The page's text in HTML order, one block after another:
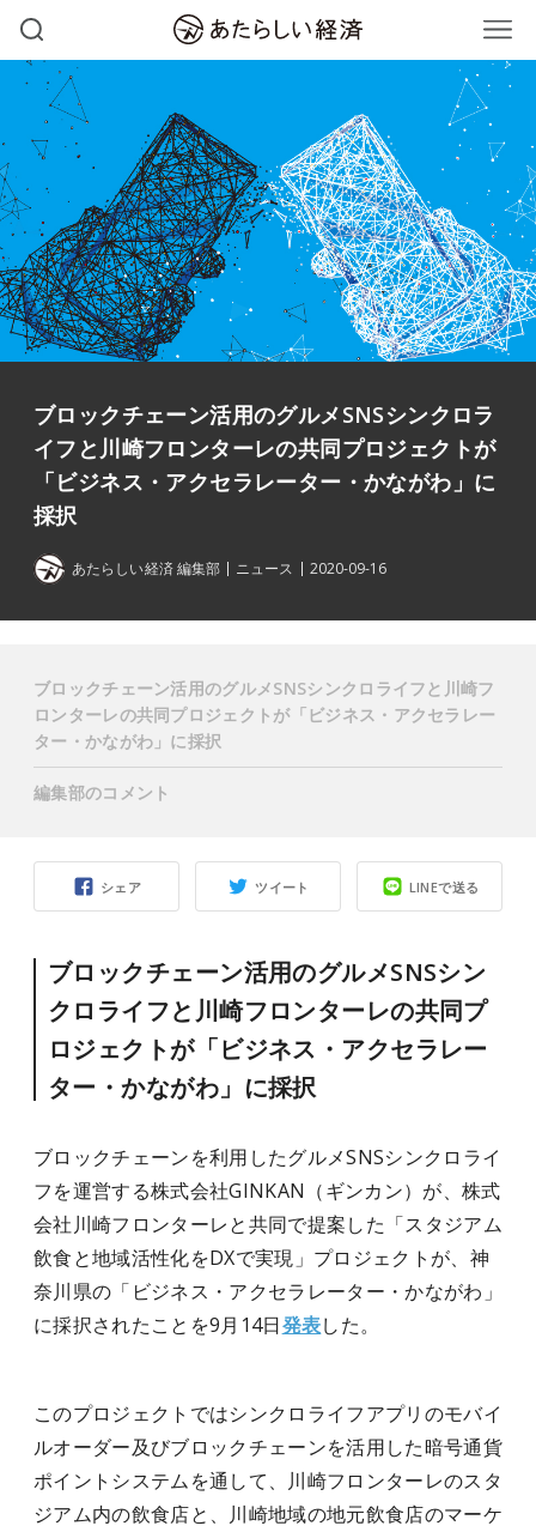
ブロックチェーン活用のグルメSNSシンクロラ
イフと川崎フロンターレの共同プロジェクトが
「ビジネス・アクセラレーター・かながわ」に
採択
あたらしい経済 編集部 ニュース 2020-09-16
シェア ツイート LINEで送る
ブロックチェーン活用のグルメSNSシン
クロライフと川崎フロンターレの共同プ
ロジェクトが「ビジネス・アクセラレー
ター・かながわ」に採択
ブロックチェーンを利用したグルメSNSシンクロライ
フを運営する株式会社GINKAN（ギンカン）が、株式
会社川崎フロンターレと共同で提案した「スタジアム
飲食と地域活性化をDXで実現」プロジェクトが、神
奈川県の「ビジネス・アクセラレーター・かながわ」
に採択されたことを9月14日発表した。
このプロジェクトではシンクロライフアプリのモバイ
ルオーダー及びブロックチェーンを活用した暗号通貨
ポイントシステムを通して、川崎フロンターレのスタ
ジアム内の飲食店と、川崎地域の地元飲食店のマーケ
ブロックチェーン活用のグルメSNSシンクロライフと川崎フ
ロンターレの共同プロジェクトが「ビジネス・アクセラレー
ター・かながわ」に採択
編集部のコメント